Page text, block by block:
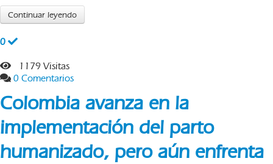
Continuar leyendo
0
1179 Visitas
0 Comentarios
Colombia avanza en la
implementación del parto
humanizado, pero aún enfrenta